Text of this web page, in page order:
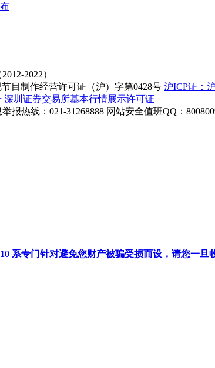
2022）
目制作经营许可证（沪）字第0428号 沪ICP证：
深圳证券交易所基本行情展示许可证
报热线：021-31268888 网站安全值班QQ：
系专门针对避免您财产被骗受损而设，请您一旦